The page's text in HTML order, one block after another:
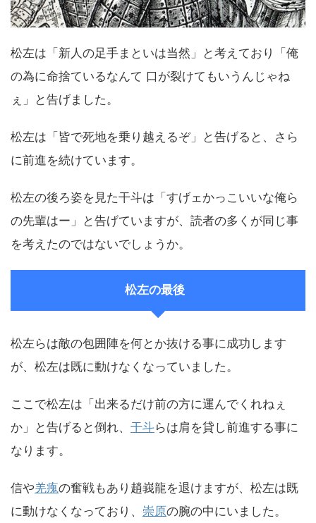
松左は「新人の足手まといは当然」と考えており「俺
の為に命捨ているなんて 口が裂けてもいうんじゃね
ぇ」と告げました。
松左は「皆で死地を乗り越えるぞ」と告げると、さら
に前進を続けています。
松左の後ろ姿を見た干斗は「すげェかっこいいな俺ら
の先輩はー」と告げていますが、読者の多くが同じ事
を考えたのではないでしょうか。
松左の最後
松左らは敵の包囲陣を何とか抜ける事に成功します
が、松左は既に動けなくなっていました。
ここで松左は「出来るだけ前の方に運んでくれねぇ
か」と告げると倒れ、 干斗らは肩を貸し前進する事に
なります。
信や羌瘣の奮戦もあり趙峩龍を退けますが、松左は既
に動けなくなっており、 崇原の腕の中にいました。